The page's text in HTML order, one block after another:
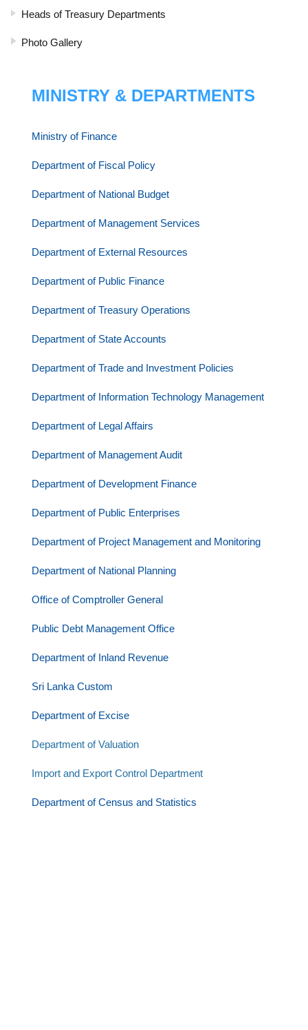
Heads of Treasury Departments
Photo Gallery
MINISTRY & DEPARTMENTS
Ministry of Finance
Department of Fiscal Policy
Department of National Budget
Department of Management Services
Department of External Resources
Department of Public Finance
Department of Treasury Operations
Department of State Accounts
Department of Trade and Investment Policies
Department of Information Technology Management
Department of Legal Affairs
Department of Management Audit
Department of Development Finance
Department of Public Enterprises
Department of Project Management and Monitoring
Department of National Planning
Office of Comptroller General
Public Debt Management Office
Department of Inland Revenue
Sri Lanka Custom
Department of Excise
Department of Valuation
Import and Export Control Department
Department of Census and Statistics